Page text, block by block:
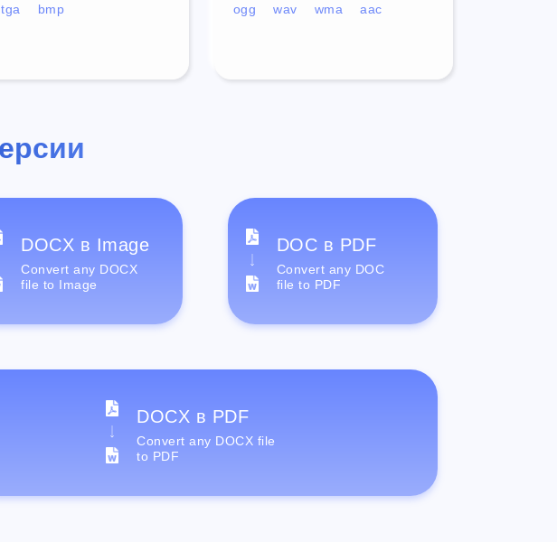
ogg
wav wma aac
tga bmp
DOCX в Image
Convert any DOCX
file to Image
DOC в PDF
Convert any DOC
file to PDF
DOCX в PDF
Convert any DOCX file
to PDF